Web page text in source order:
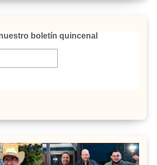
boletín quincenal